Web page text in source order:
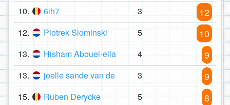
10. 6ih7 3 12
12. Piotrek Slominski 5 10
13. Hisham Abouel-ella 4 9
13. joelle sande van de 3 9
15. Ruben Derycke 5 8